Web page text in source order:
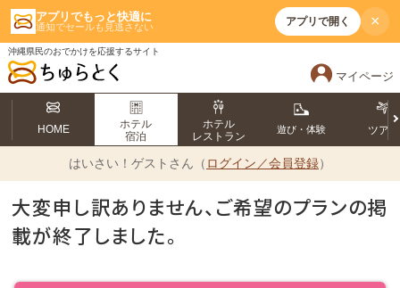
アプリでもっと快適に
通知でセールも見逃さない アプリで開く ×
沖縄県民のおでかけを応援するサイト
マイページ
HOME
ホテル
宿泊
ホテル
レストラン
遊び・体験 ツアー
はいさい！ ゲストさん（ ログイン／会員登録）
大変申し訳ありません、ご希望のプランの掲
載が終了しました。